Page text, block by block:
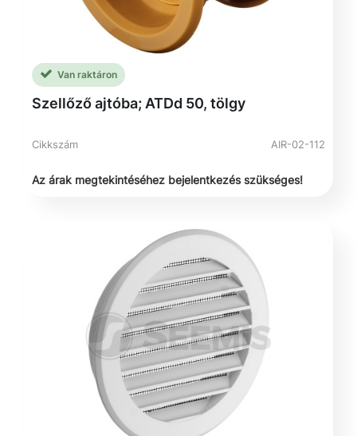
Van raktáron
Szellőző ajtóba; ATDd 50, tölgy
Cikkszám AIR-02-112
Az árak megtekintéséhez bejelentkezés szükséges!